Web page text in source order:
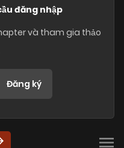
đăng nhập
và tham gia thảo
Đăng ký